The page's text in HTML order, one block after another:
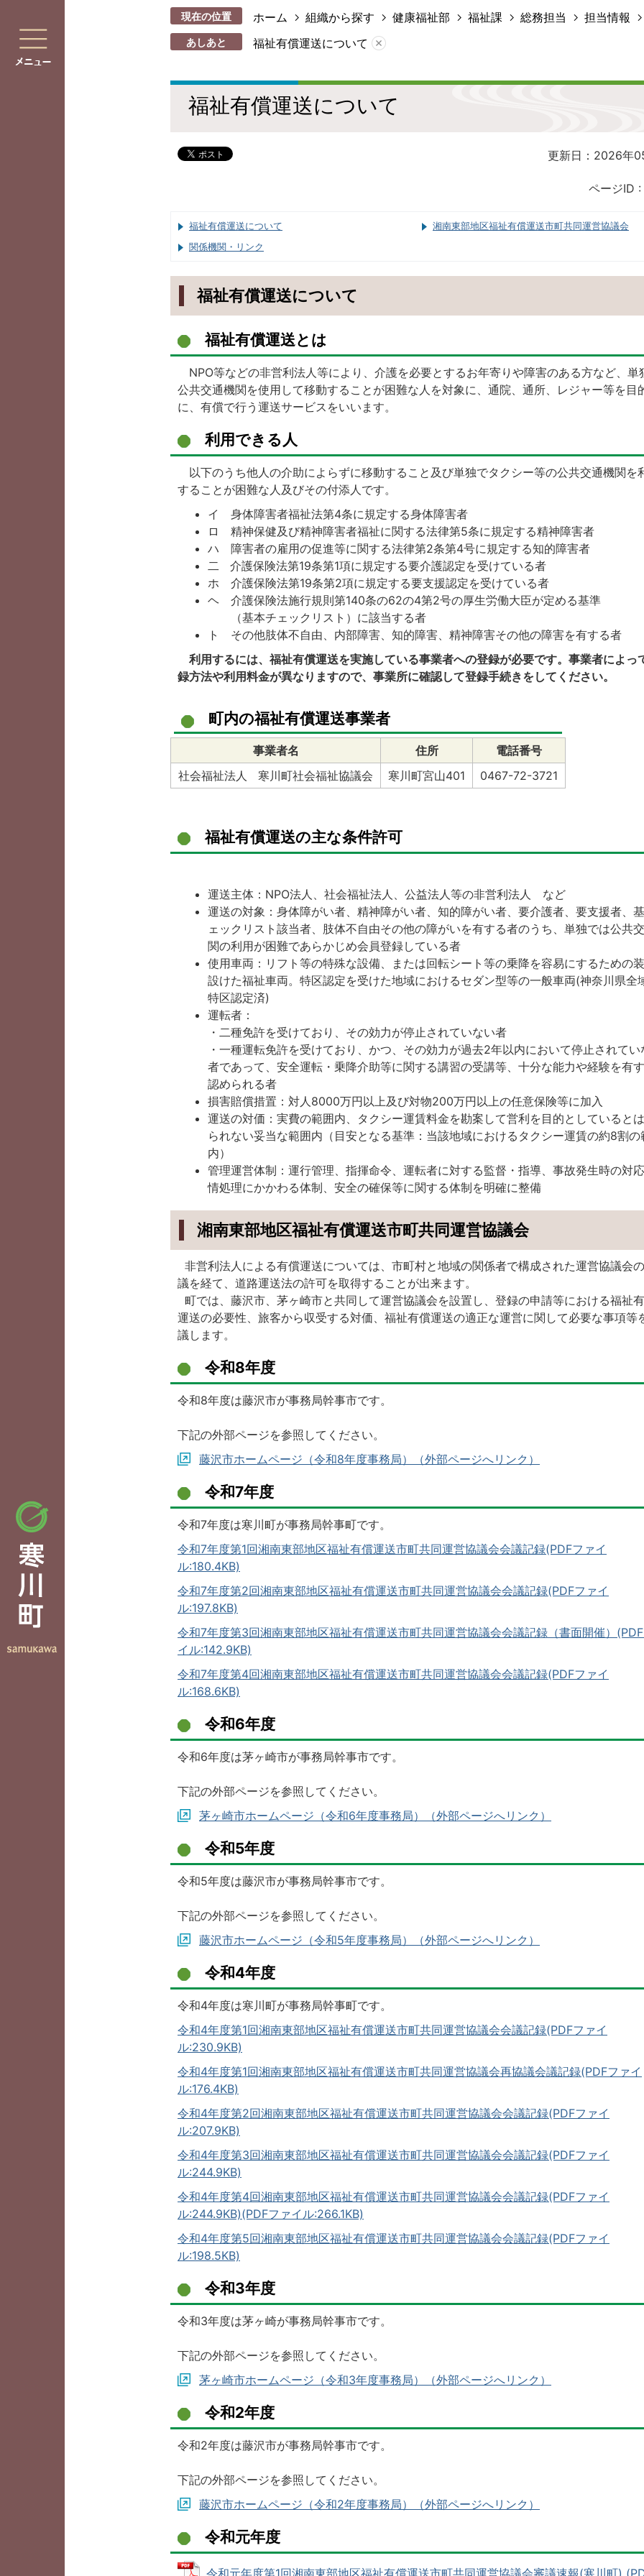
現在の位置 ホーム 組織から探す 健康福祉部 福祉課 総務担当 担当情報
あしあと 福祉有償運送について
福祉有償運送について
更新日：2026年
ページID :
福祉有償運送について
湘南東部地区福祉有償運送市町共同運営協議会
関係機関・リンク
福祉有償運送について
福祉有償運送とは
NPO等などの非営利法人等により、介護を必要とするお年寄りや障害のある方など、単
公共交通機関を使用して移動することが困難な人を対象に、通院、通所、レジャー等を目
に、有償で行う運送サービスをいいます。
利用できる人
以下のうち他人の介助によらずに移動すること及び単独でタクシー等の公共交通機関を
することが困難な人及びその付添人です。
イ 身体障害者福祉法第4条に規定する身体障害者
ロ 精神保健及び精神障害者福祉に関する法律第5条に規定する精神障害者
ハ 障害者の雇用の促進等に関する法律第2条第4号に規定する知的障害者
二 介護保険法第19条第1項に規定する要介護認定を受けている者
ホ 介護保険法第19条第2項に規定する要支援認定を受けている者
ヘ 介護保険法施行規則第140条の62の4第2号の厚生労働大臣が定める基準
（基本チェックリスト）に該当する者
ト その他肢体不自由、内部障害、知的障害、精神障害その他の障害を有する者
利用するには、福祉有償運送を実施している事業者への登録が必要です。事業者によっ
録方法や利用料金が異なりますので、事業所に確認して登録手続きをしてください。
町内の福祉有償運送事業者
事業者名 住所
電話番号
社会福祉法人 寒川町社会福祉協議会
寒川町宮山401 0467-72-3721
福祉有償運送の主な条件許可
運送主体：NPO法人、社会福祉法人、公益法人等の非営利法人 など
運送の対象：身体障がい者、精神障がい者、知的障がい者、要介護者、要支援者、
ェックリスト該当者、肢体不自由その他の障がいを有する者のうち、単独では公共
関の利用が困難であらかじめ会員登録している者
使用車両：リフト等の特殊な設備、または回転シート等の乗降を容易にするための
設けた福祉車両。特区認定を受けた地域におけるセダン型等の一般車両(神奈川県全
特区認定済)
運転者：
・二種免許を受けており、その効力が停止されていない者
・一種運転免許を受けており、かつ、その効力が過去2年以内において停止されてい
者であって、安全運転・乗降介助等に関する講習の受講等、十分な能力や経験を有
認められる者
損害賠償措置：対人8000万円以上及び対物200万円以上の任意保険等に加入
運送の対価：実費の範囲内、タクシー運賃料金を勘案して営利を目的としていると
られない妥当な範囲内（目安となる基準：当該地域におけるタクシー運賃の約8割の
内）
管理運営体制：運行管理、指揮命令、運転者に対する監督・指導、事故発生時の対
情処理にかかわる体制、安全の確保等に関する体制を明確に整備
湘南東部地区福祉有償運送市町共同運営協議会
非営利法人による有償運送については、市町村と地域の関係者で構成された運営協議会
議を経て、道路運送法の許可を取得することが出来ます。
町では、藤沢市、茅ヶ崎市と共同して運営協議会を設置し、登録の申請等における福祉
運送の必要性、旅客から収受する対価、福祉有償運送の適正な運営に関して必要な事項等
議します。
令和8年度
令和8年度は藤沢市が事務局幹事市です。
下記の外部ページを参照してください。
藤沢市ホームページ（令和8年度事務局）（外部ページへリンク）
令和7年度
令和7年度は寒川町が事務局幹事町です。
令和7年度第1回湘南東部地区福祉有償運送市町共同運営協議会会議記録(PDFファイ
ル:180.4KB)
令和7年度第2回湘南東部地区福祉有償運送市町共同運営協議会会議記録(PDFファイ
ル:197.8KB)
令和7年度第3回湘南東部地区福祉有償運送市町共同運営協議会会議記録（書面開催）
イル:142.9KB)
令和7年度第4回湘南東部地区福祉有償運送市町共同運営協議会会議記録(PDFファイ
ル:168.6KB)
令和6年度
令和6年度は茅ヶ崎市が事務局幹事市です。
下記の外部ページを参照してください。
茅ヶ崎市ホームページ（令和6年度事務局）（外部ページへリンク）
令和5年度
令和5年度は藤沢市が事務局幹事市です。
下記の外部ページを参照してください。
藤沢市ホームページ（令和5年度事務局）（外部ページへリンク）
令和4年度
令和4年度は寒川町が事務局幹事町です。
令和4年度第1回湘南東部地区福祉有償運送市町共同運営協議会会議記録(PDFファイ
ル:230.9KB)
令和4年度第1回湘南東部地区福祉有償運送市町共同運営協議会再協議会議記録(PDFファイ
ル:176.4KB)
令和4年度第2回湘南東部地区福祉有償運送市町共同運営協議会会議記録(PDFファイ
ル:207.9KB)
令和4年度第3回湘南東部地区福祉有償運送市町共同運営協議会会議記録(PDFファイ
ル:244.9KB)
令和4年度第4回湘南東部地区福祉有償運送市町共同運営協議会会議記録(PDFファイ
ル:244.9KB)(PDFファイル:266.1KB)
令和4年度第5回湘南東部地区福祉有償運送市町共同運営協議会会議記録(PDFファイ
ル:198.5KB)
令和3年度
令和3年度は茅ヶ崎が事務局幹事市です。
下記の外部ページを参照してください。
茅ヶ崎市ホームページ（令和3年度事務局）（外部ページへリンク）
令和2年度
令和2年度は藤沢市が事務局幹事市です。
下記の外部ページを参照してください。
藤沢市ホームページ（令和2年度事務局）（外部ページへリンク）
令和元年度
令和元年度第1回湘南東部地区福祉有償運送市町共同運営協議会審議速報(寒川町)